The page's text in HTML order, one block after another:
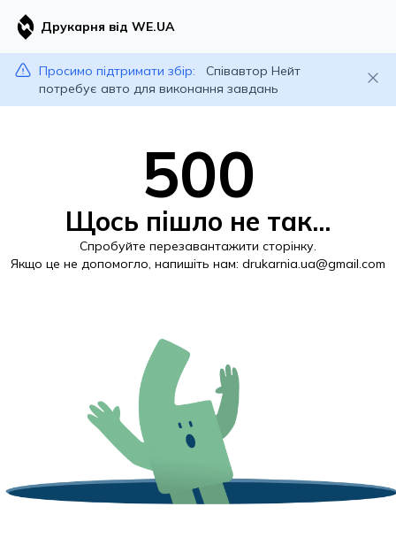
Друкарня від WE.UA
Просимо підтримати збір:
Співавтор Нейт
потребує авто для виконання завдань
500
Щось пішло не так...
Спробуйте перезавантажити сторінку.
Якщо це не допомогло, напишіть нам: drukarnia.ua@gmail.com